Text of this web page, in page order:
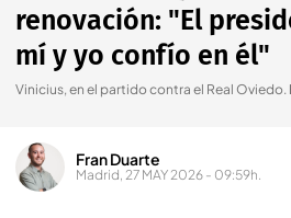
renovación: "El
mí y yo confío en él"
Vinicius, en el partido contra el Real Oviedo.
Fran Duarte
Madrid, 27 MAY 2026 - 09:59h.